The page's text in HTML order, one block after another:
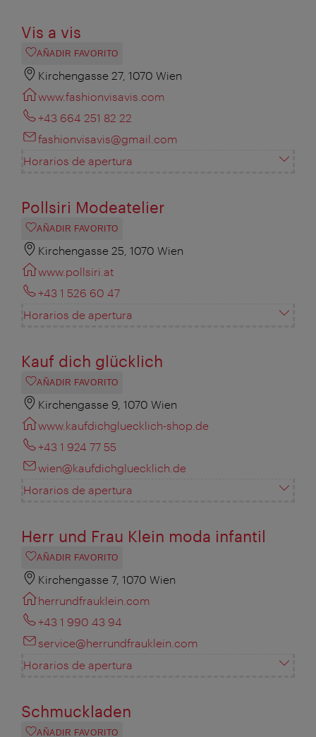
Vis a vis
AÑADIR FAVORITO
Kirchengasse 27, 1070 Wien
www.fashionvisavis.com
+43 664 251 82 22
fashionvisavis@gmail.com
Horarios de apertura
Pollsiri Modeatelier
AÑADIR FAVORITO
Kirchengasse 25, 1070 Wien
www.pollsiri.at
+43 1 526 60 47
Horarios de apertura
Kauf dich glücklich
AÑADIR FAVORITO
Kirchengasse 9, 1070 Wien
www.kaufdichgluecklich-shop.de
+43 1 924 77 55
wien@kaufdichgluecklich.de
Horarios de apertura
Herr und Frau Klein moda infantil
AÑADIR FAVORITO
Kirchengasse 7, 1070 Wien
herrundfrauklein.com
+43 1 990 43 94
service@herrundfrauklein.com
Horarios de apertura
Schmuckladen
AÑADIR FAVORITO